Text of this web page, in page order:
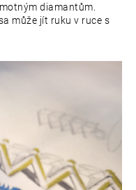
diamantům.
může jít ruku v ruce s